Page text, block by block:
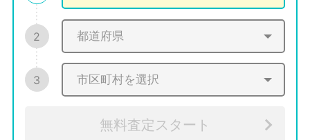
2
3
無料査定スタート